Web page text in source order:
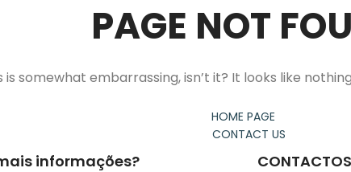
PAGE NOT
is somewhat embarrassing, isn’t it? It looks like
HOME PAGE
CONTACT US
informações? CONTACTOS